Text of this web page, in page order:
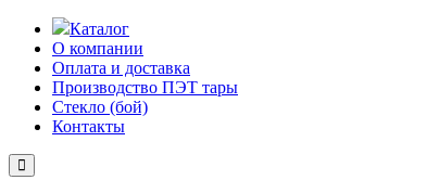
Каталог
О компании
Оплата и доставка
Производство ПЭТ тары
Стекло (бой)
Контакты